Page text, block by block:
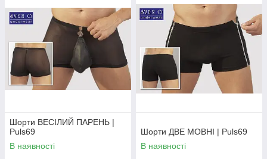
Шорти ВЕСІЛИЙ ПАРЕНЬ |
Puls69
В наявності
Шорти ДВЕ МОВНІ | Puls69
В наявності